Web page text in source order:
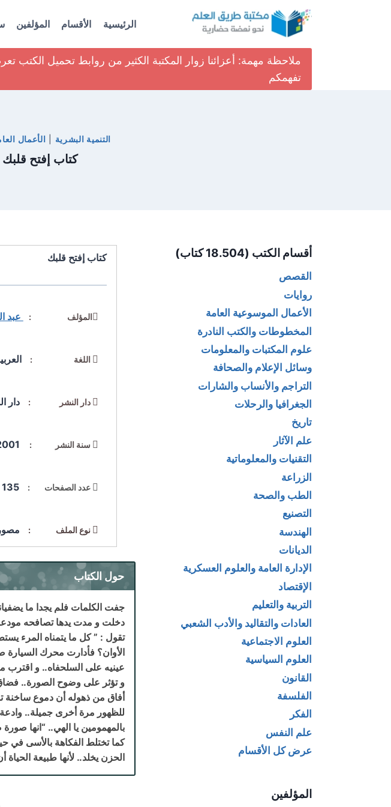
الرئيسية الأقسام المؤلفين
ملاحظة مهمة: أعزائنا زوار المكتبة الكثير من روابط تحميل
تفهمكم
التنمية البشرية الأعمال
كتاب إفتح
كتاب إفتح قلبك
المؤلف : عبد
اللغة :
دار النشر : دار
سنة النشر :
عدد الصفحات : 135
نوع الملف :
حول الكتاب
جفت الكلمات فلم يجدا ما
دخلت و مدت يدها تصافحه مودعة
تقول : ” كل ما يتمناه المرء
الأوان؟ فأدارت محرك السيارة
عينيه على السلحفاه.. و اقترب
و تؤثر على وضوح الصورة..
أفاق من ذهوله أن دموع
للظهور مرة أخرى جميلة..
بالمهمومين يا الهي.. “انها
كما تختلط الفكاهة بالأسى في
الحزن يخلد.. لأنها طبيعة
أقسام الكتب (18.504 كتاب)
القصص
روايات
الأعمال الموسوعية العامة
المخطوطات والكتب النادرة
علوم المكتبات والمعلومات
وسائل الإعلام والصحافة
التراجم والأنساب والشارات
الجغرافيا والرحلات
تاريخ
علم الآثار
التقنيات والمعلوماتية
الزراعة
الطب والصحة
التصنيع
الهندسة
الديانات
الإدارة العامة والعلوم العسكرية
الإقتصاد
التربية والتعليم
العادات والتقاليد والأدب الشعبي
العلوم الاجتماعية
العلوم السياسية
القانون
الفلسفة
الفكر
علم النفس
عرض كل الأقسام
المؤلفين